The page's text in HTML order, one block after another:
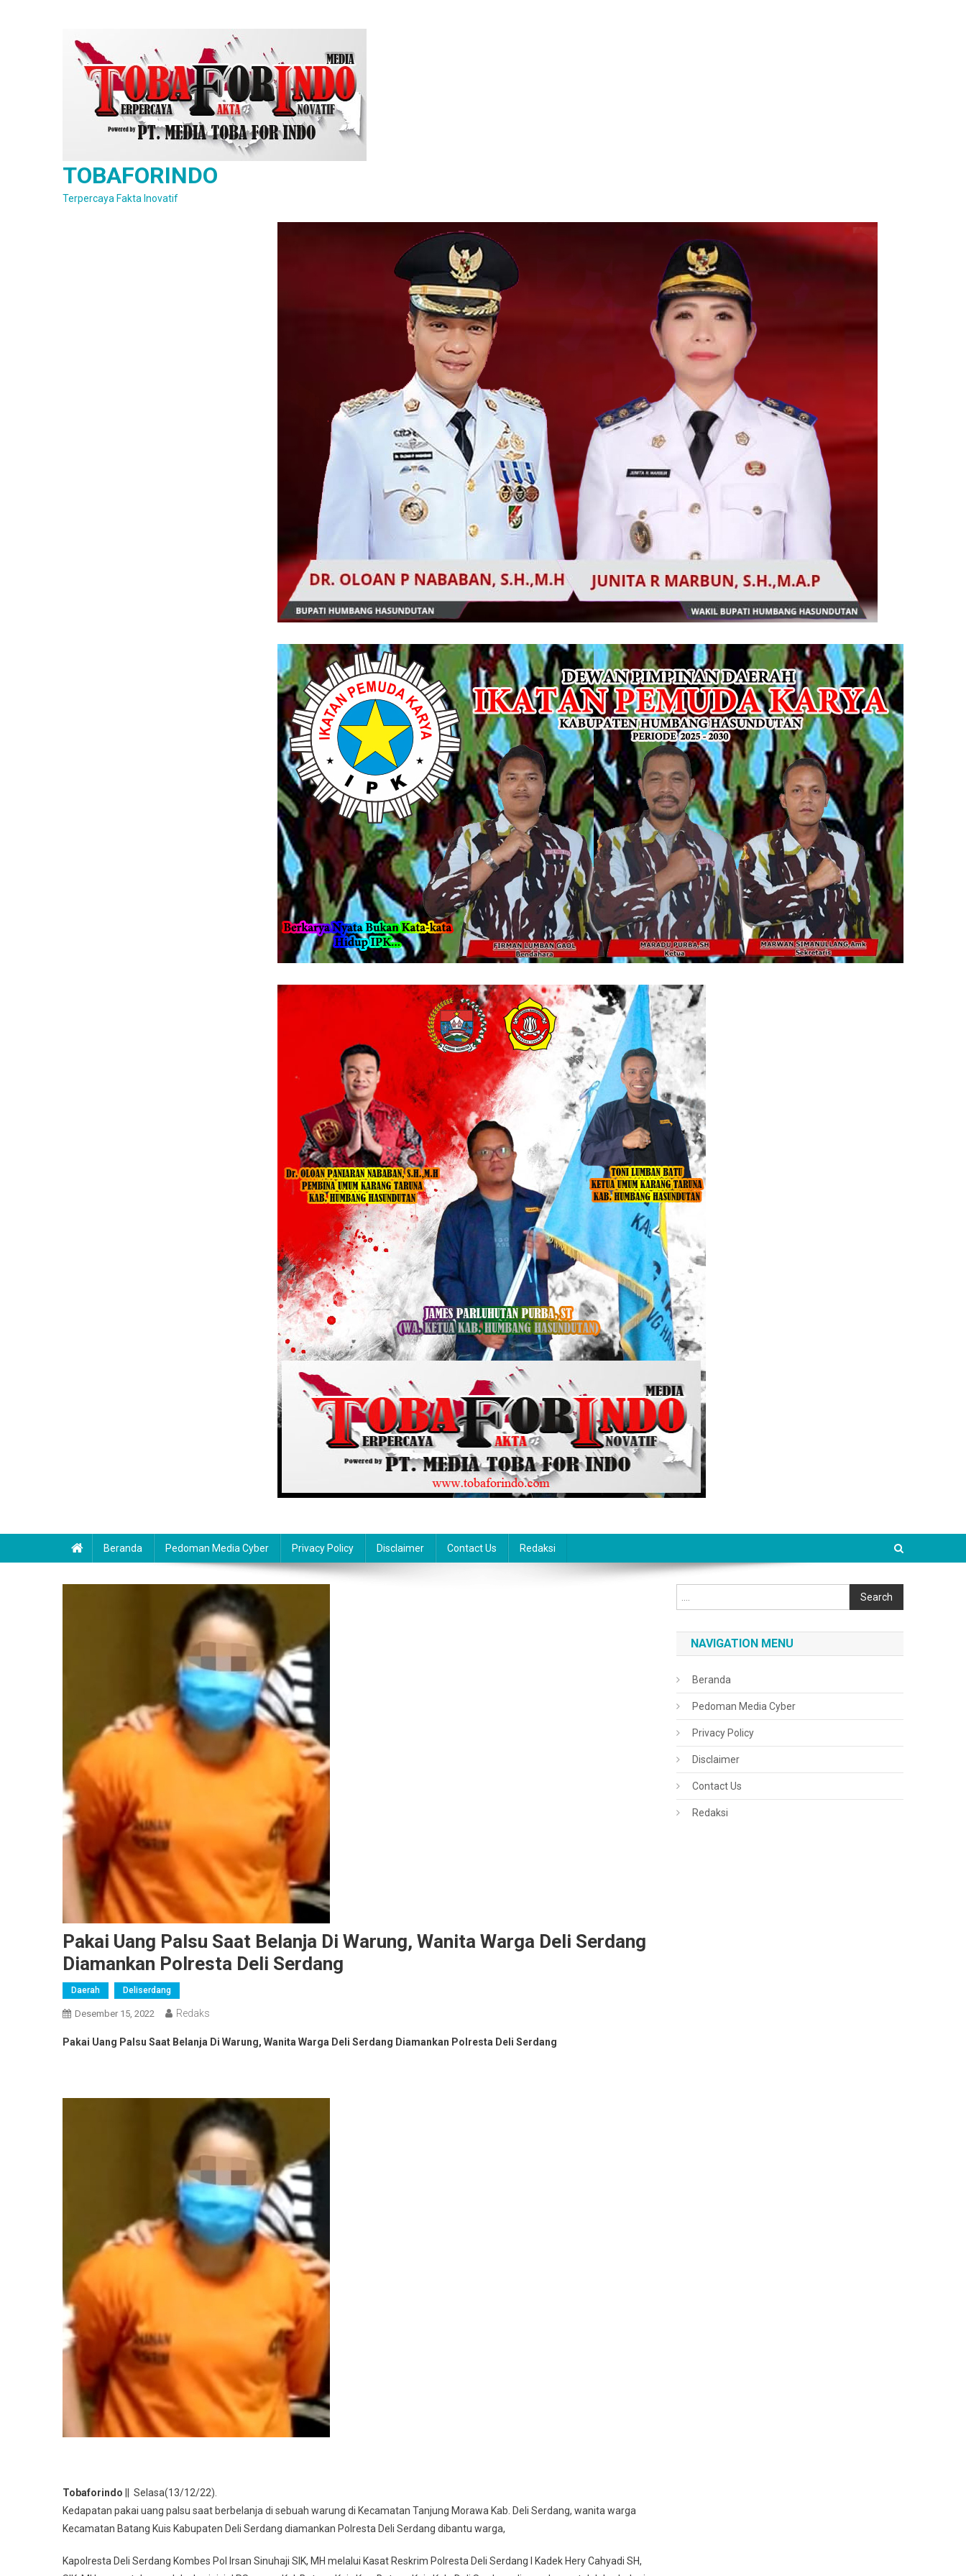
TOBAFORINDO
Terpercaya Fakta Inovatif
Beranda Pedoman Media Cyber Privacy Policy Disclaimer Contact Us Redaksi
Pakai Uang Palsu Saat Belanja Di Warung, Wanita Warga Deli Serdang
Diamankan Polresta Deli Serdang
Daerah Deliserdang
Desember 15, 2022 Redaks
Pakai Uang Palsu Saat Belanja Di Warung, Wanita Warga Deli Serdang Diamankan Polresta Deli Serdang
Tobaforindo || Selasa(13/12/22).
Kedapatan pakai uang palsu saat berbelanja di sebuah warung di Kecamatan Tanjung Morawa Kab. Deli Serdang, wanita warga
Kecamatan Batang Kuis Kabupaten Deli Serdang diamankan Polresta Deli Serdang dibantu warga,
Kapolresta Deli Serdang Kombes Pol Irsan Sinuhaji SIK, MH melalui Kasat Reskrim Polresta Deli Serdang I Kadek Hery Cahyadi SH,
Search
NAVIGATION MENU
Beranda
Pedoman Media Cyber
Privacy Policy
Disclaimer
Contact Us
Redaksi